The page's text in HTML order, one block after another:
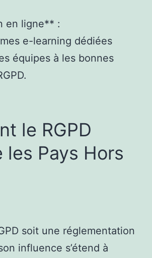
en ligne** :
e-learning dédiées
équipes à les bonnes
le RGPD
les Pays Hors
soit une réglementation
influence s’étend à